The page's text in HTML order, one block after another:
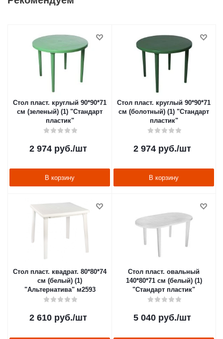
Стол пласт. круглый 90*90*71
см (зеленый) (1) "Стандарт
пластик"
2 974руб./шт
В корзину
Стол пласт. круглый 90*90*71
см (болотный) (1) "Стандарт
пластик"
2 974руб./шт
В корзину
Стол пласт. квадрат. 80*80*74
см (белый) (1)
"Альтернатива" м2593
2 610руб./шт
Стол пласт. овальный
140*80*71 см (белый) (1)
"Стандарт пластик"
5 040руб./шт